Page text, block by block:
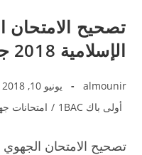
تصحيح الامتحان
الإسلامية 2018 جهة الدار البيضاء
Post
author:
almounir
Post
يونيو 10, 2018
Post
أولى باك 1BAC / امتحانات
تصحيح الامتحان الجهوي